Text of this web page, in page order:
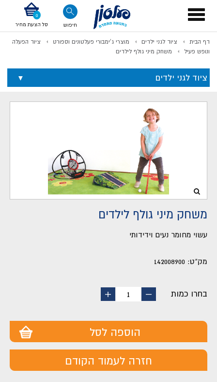
Toggle
navigation
חיפוש סל הצעת מחיר
דף הבית ציוד לגני ילדים מוצרי ג'ימבורי פעלטונים וספורט
ציוד הפעלה
ונופש פעיל
משחק מיני גולף לילדים
ציוד לגני ילדים
משחק מיני גולף לילדים
עשוי מחומר נעים וידידותי
מק"ט: 142008900
בחרו כמות
החסר
1
הוסף
הוספה לסל
חזרה לעמוד הקודם